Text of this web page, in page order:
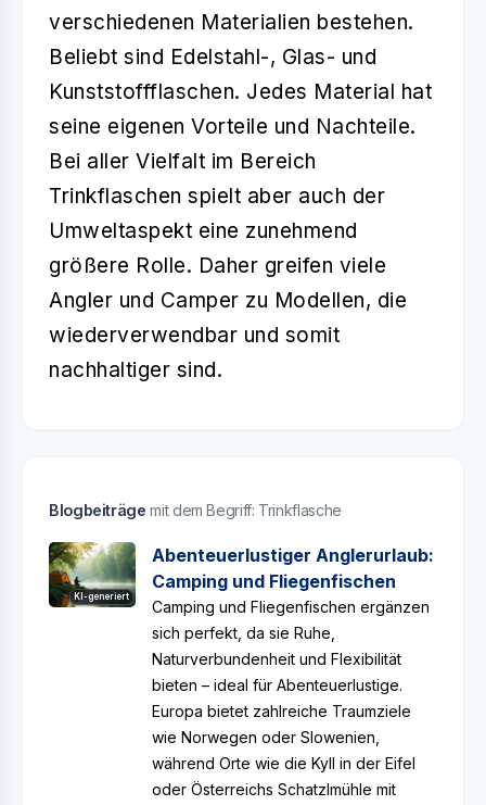
verschiedenen Materialien bestehen.
Beliebt sind Edelstahl-, Glas- und
Kunststoffflaschen. Jedes Material hat
seine eigenen Vorteile und Nachteile.
Bei aller Vielfalt im Bereich
Trinkflaschen spielt aber auch der
Umweltaspekt eine zunehmend
größere Rolle. Daher greifen viele
Angler und Camper zu Modellen, die
wiederverwendbar und somit
nachhaltiger sind.
Blogbeiträgemit dem Begriff: Trinkflasche
KI-generiert
Abenteuerlustiger Anglerurlaub:
Camping und Fliegenfischen
Camping und Fliegenfischen ergänzen
sich perfekt, da sie Ruhe,
Naturverbundenheit und Flexibilität
bieten – ideal für Abenteuerlustige.
Europa bietet zahlreiche Traumziele
wie Norwegen oder Slowenien,
während Orte wie die Kyll in der Eifel
oder Österreichs Schatzlmühle mit